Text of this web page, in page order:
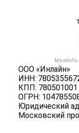
ООО «Инлайн»
ИНН:
КПП: 780501001
ОГРН:
Юридический
Московский
Политика